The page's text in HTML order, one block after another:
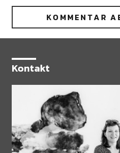
Kontakt